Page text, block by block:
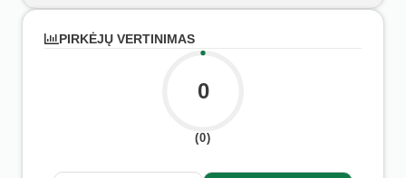
PIRKĖJŲ VERTINIMAS
0
(0)